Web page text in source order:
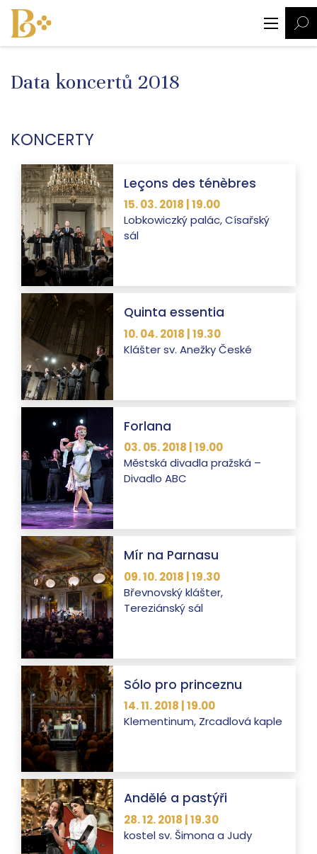
Data koncertů 2018
KONCERTY
Leçons des ténèbres
15. 03. 2018 | 19.00
Lobkowiczký palác, Císařský
sál
Quinta essentia
10. 04. 2018 | 19.30
Klášter sv. Anežky České
Forlana
03. 05. 2018 | 19.00
Městská divadla pražská –
Divadlo ABC
Mír na Parnasu
09. 10. 2018 | 19.30
Břevnovský klášter,
Tereziánský sál
Sólo pro princeznu
14. 11. 2018 | 19.00
Klementinum, Zrcadlová kaple
Andělé a pastýři
28. 12. 2018 | 19.30
kostel sv. Šimona a Judy